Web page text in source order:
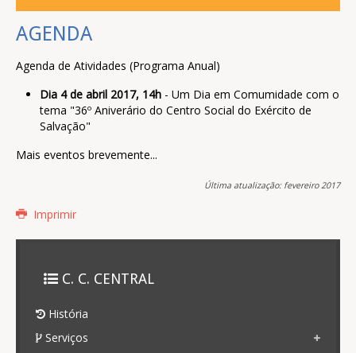
AGENDA
Agenda de Atividades (Programa Anual)
Dia 4 de abril 2017, 14h - Um Dia em Comumidade com o
tema "36º Aniverário do Centro Social do Exército de
Salvação"
Mais eventos brevemente...
Última atualização: fevereiro 2017
Imprimir
C. C. CENTRAL
História
Serviços